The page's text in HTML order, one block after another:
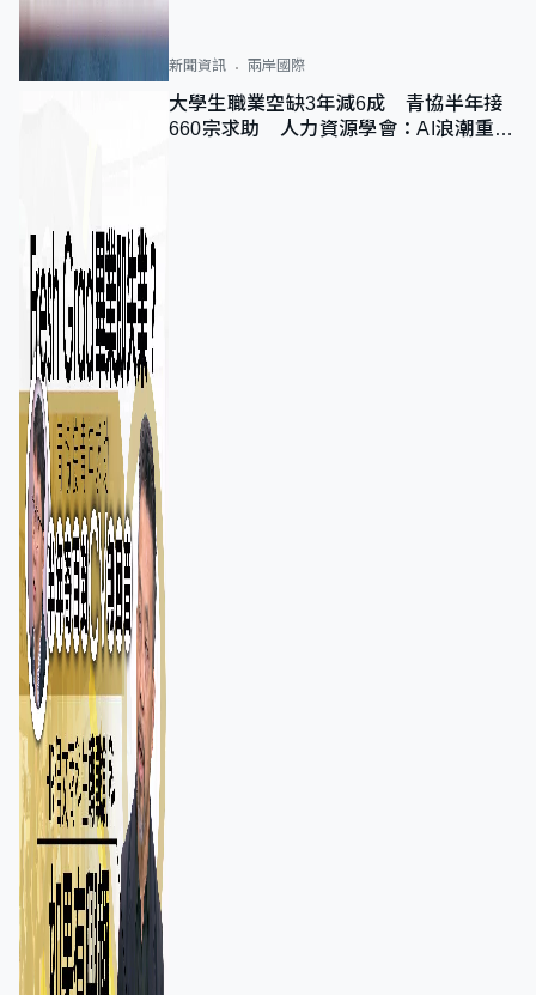
新聞資訊 兩岸國際
大學生職業空缺3年減6成 青協半年接
660宗求助 人力資源學會：AI浪潮重整